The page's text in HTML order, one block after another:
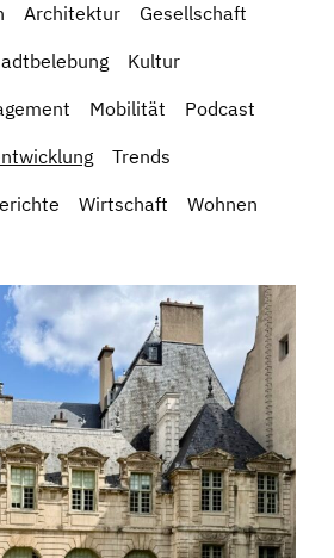
Architektur
Gesellschaft
Kultur
Mobilität
Podcast
Trends
Wirtschaft Wohnen